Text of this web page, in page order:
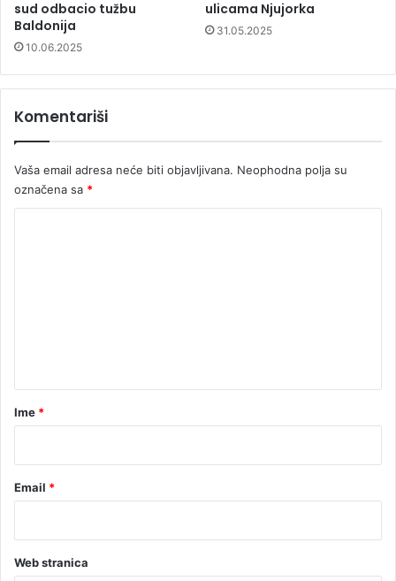
sud odbacio tužbu
Baldonija
10.06.2025
ulicama Njujorka
31.05.2025
Komentariši
Vaša email adresa neće biti objavljivana. Neophodna polja su
označena sa *
rIme *
Email *
Web stranica